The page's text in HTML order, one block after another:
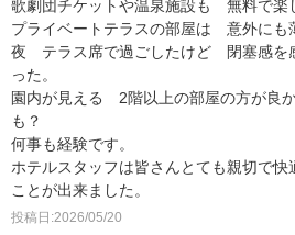
歌劇団チケットや温泉施設も 無料で楽
プライベートテラスの部屋は 意外にも
夜 テラス席で過ごしたけど 閉塞感を
った。
園内が見える 2階以上の部屋の方が良
も？
何事も経験です。
ホテルスタッフは皆さんとても親切で快
ことが出来ました。
投稿日:2026/05/20